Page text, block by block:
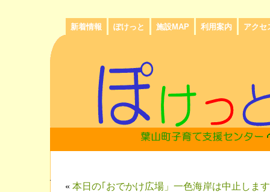
新着情報 ぽけっと 施設MAP 利用案内 アクセ
« 本日の｢おでかけ広場」一色海岸は中止します